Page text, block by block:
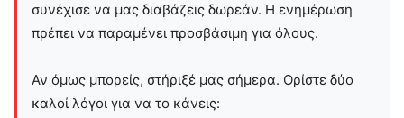
συνέχισε να μας διαβάζεις δωρεάν. Η ενημέρωση
πρέπει να παραμένει προσβάσιμη για όλους.
Αν όμως μπορείς, στήριξέ μας σήμερα. Ορίστε δύο
καλοί λόγοι για να το κάνεις: